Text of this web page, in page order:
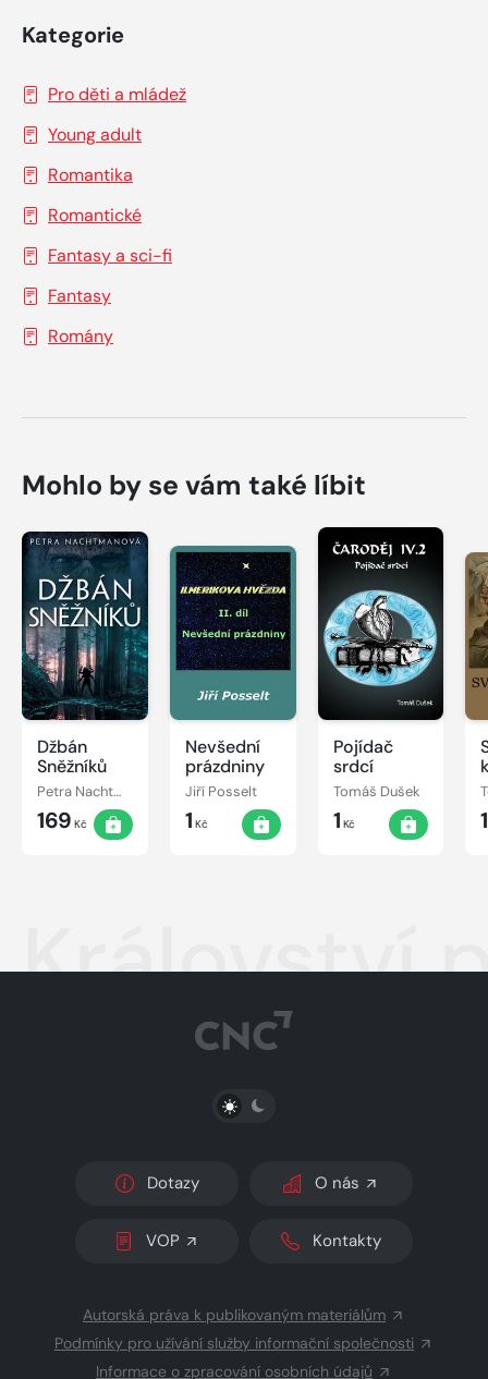
Kategorie
Pro děti a mládež
Young adult
Romantika
Romantické
Fantasy a sci-fi
Fantasy
Romány
Mohlo by se vám také líbit
Džbán
Sněžníků
Petra Nachtmanová
169 Kč
Nevšední
prázdniny
Jiří Posselt
1 Kč
Pojídač
srdcí
Tomáš Dušek
1 Kč
Království
PŘEPNOUT SVĚTLÝ/TMAVÝ REŽIM
Dotazy O nás
VOP Kontakty
Autorská práva k publikovaným materiálům
Podmínky pro užívání služby informační společnosti
Informace o zpracování osobních údajů